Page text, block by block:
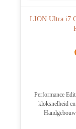
LION Ultra i7
Performance
kloksnelheid